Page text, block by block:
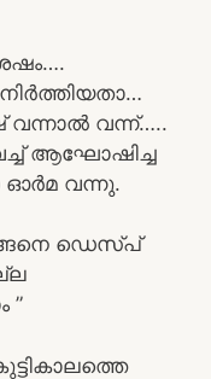
വന്നാൽ വന്ന്…..
ആഘോഷിച്ച
വന്നു.
ഡെസ്പ്
”